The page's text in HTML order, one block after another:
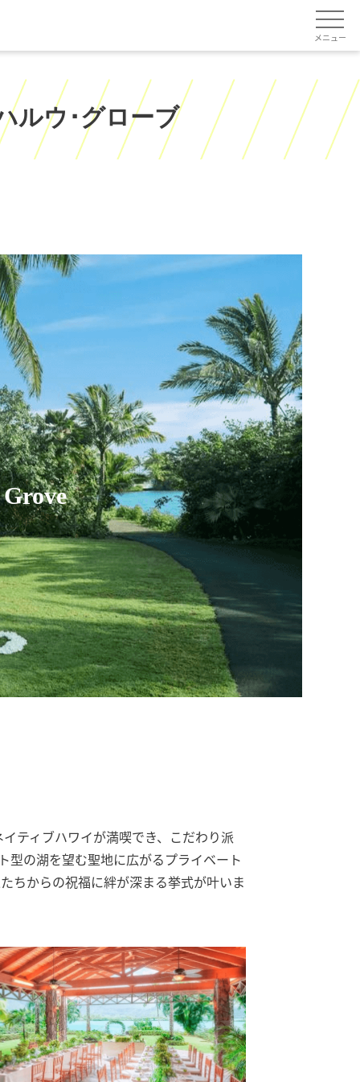
メニュー
ルウ･グローブ
ティブハワイが満喫でき、こだわり派
型の湖を望む聖地に広がるプライベート
ちからの祝福に絆が深まる挙式が叶いま